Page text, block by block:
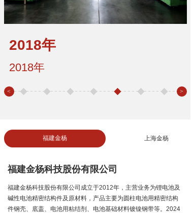
2018年
2018年
中国首条电池壳全自动生产线
< >
福建金杨 上海金杨
福建金杨科技股份有限公司
福建金杨科技股份有限公司成立于2012年，主营业务为锂电池及
碱性电池精密结构件及原材料，产品主要为圆柱电池用精密结构
件钢壳、底盖、电池用粘结剂、电池基础材料镀镍钢带等。2024